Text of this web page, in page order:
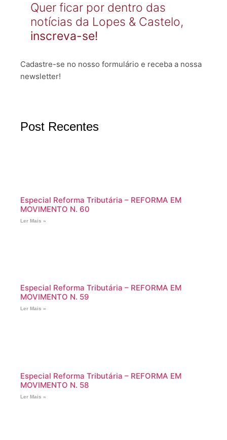
Quer ficar por dentro das
notícias da Lopes & Castelo,
inscreva-se!
Cadastre-se no nosso formulário e receba a nossa
newsletter!
Post Recentes
Especial Reforma Tributária – REFORMA EM
MOVIMENTO N. 60
Ler Mais »
Especial Reforma Tributária – REFORMA EM
MOVIMENTO N. 59
Ler Mais »
Especial Reforma Tributária – REFORMA EM
MOVIMENTO N. 58
Ler Mais »